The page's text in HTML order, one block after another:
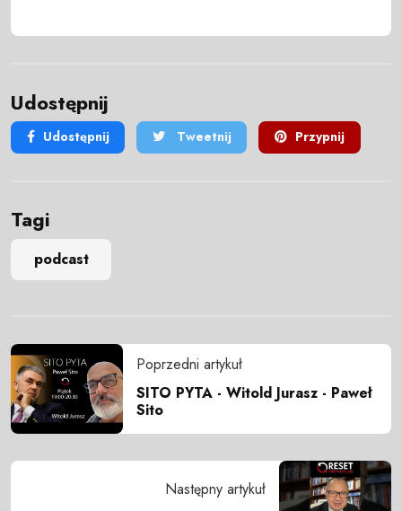
Udostępnij
Udostępnij Tweetnij Przypnij
Tagi
podcast
Poprzedni artykuł
SITO PYTA - Witold Jurasz - Paweł
Sito
Następny artykuł